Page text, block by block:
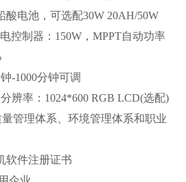
酸电池，可选配30W20AH/50W
控制器：150W，MPPT自动功率
-1000分钟可调
辨率：1024*600RGBLCD(选配)
管理体系、环境管理体系和职业
软件注册证书